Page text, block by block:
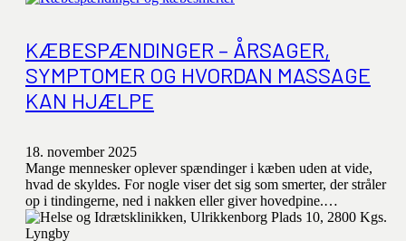
KÆBESPÆNDINGER – ÅRSAGER,
SYMPTOMER OG HVORDAN MASSAGE
KAN HJÆLPE
18. november 2025
Mange mennesker oplever spændinger i kæben uden at vide,
hvad de skyldes. For nogle viser det sig som smerter, der stråler
op i tindingerne, ned i nakken eller giver hovedpine.…